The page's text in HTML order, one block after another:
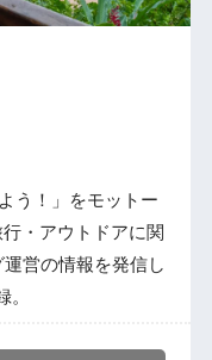
う！」をモットー
・アウトドアに関
営の情報を発信し